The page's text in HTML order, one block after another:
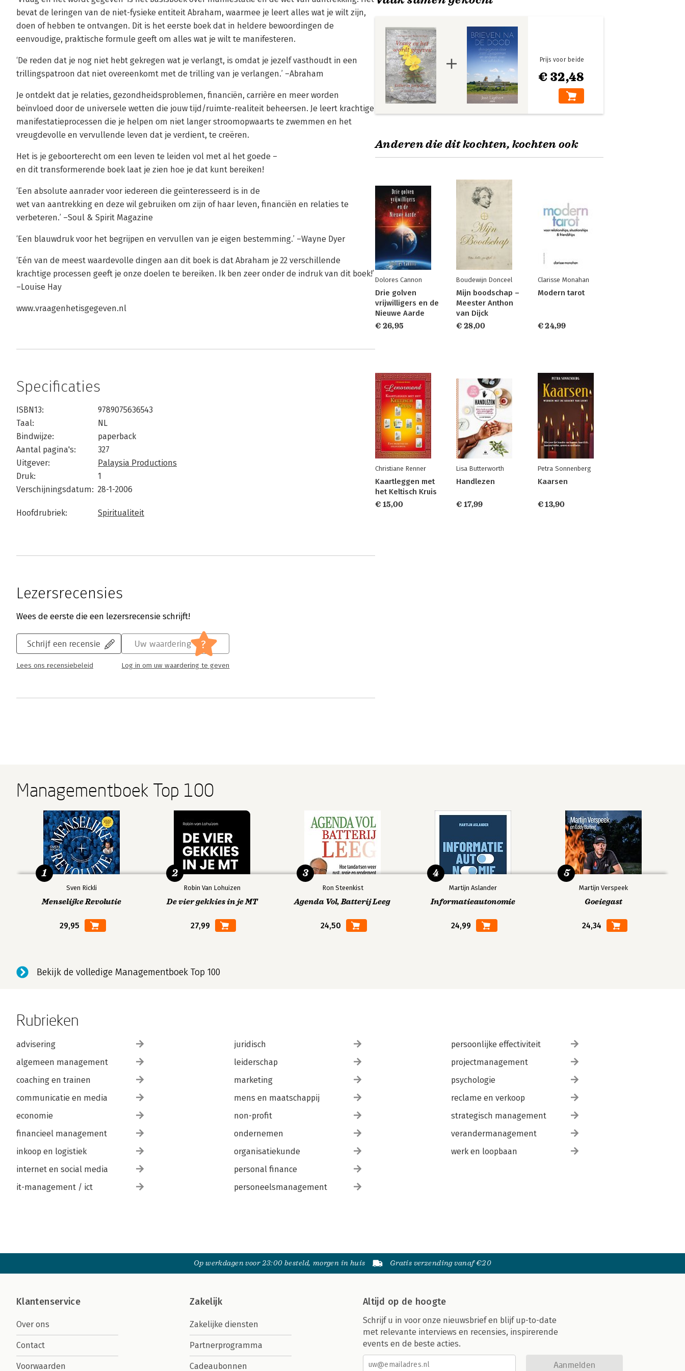
bevat de leringen van de niet-fysieke entiteit Abraham, waarmee je leert alles wat je wilt zijn,
doen of hebben te ontvangen. Dit is het eerste boek dat in heldere bewoordingen de
eenvoudige, praktische formule geeft om alles wat je wilt te manifesteren.
‘De reden dat je nog niet hebt gekregen wat je verlangt, is omdat je jezelf vasthoudt in een
trillingspatroon dat niet overeenkomt met de trilling van je verlangen.’ –Abraham
Je ontdekt dat je relaties, gezondheidsproblemen, financiën, carrière en meer worden
beïnvloed door de universele wetten die jouw tijd/ruimte-realiteit beheersen. Je leert krachtige
manifestatieprocessen die je helpen om niet langer stroomopwaarts te zwemmen en het
vreugdevolle en vervullende leven dat je verdient, te creëren.
Het is je geboorterecht om een ​​leven te leiden vol met al het goede –
en dit transformerende boek laat je zien hoe je dat kunt bereiken!
‘Een absolute aanrader voor iedereen die geïnteresseerd is in de
wet van aantrekking en deze wil gebruiken om zijn of haar leven, financiën en relaties te
verbeteren.’ –Soul & Spirit Magazine
‘Een blauwdruk voor het begrijpen en vervullen van je eigen bestemming.’ –Wayne Dyer
‘Eén van de meest waardevolle dingen aan dit boek is dat Abraham je 22 verschillende
krachtige processen geeft je onze doelen te bereiken. Ik ben zeer onder de indruk van dit boek!’
–Louise Hay
www.vraagenhetisgegeven.nl
Specificaties
ISBN13:
9789075636543
Taal:
NL
Bindwijze:
paperback
Aantal pagina's:
327
Uitgever:
Palaysia Productions
Druk:
1
Verschijningsdatum: 28-1-2006
Hoofdrubriek: Spiritualiteit
Lezersrecensies
Wees de eerste die een lezersrecensie schrijft!
Schrijf een recensie
Lees ons recensiebeleid
Uw waardering ?
Log in om uw waardering te geven
€ 32,48
Prijs voor beide
Anderen die dit kochten, kochten ook
Dolores Cannon
Drie golven
vrijwilligers en de
Nieuwe Aarde
€ 26,95
Boudewijn Donceel
Mijn boodschap –
Meester Anthon
van Dijck
€ 28,00
Clarisse Monahan
Modern tarot
€ 24,99
Christiane Renner
Kaartleggen met
het Keltisch Kruis
€ 15,00
Lisa Butterworth
Handlezen
€ 17,99
Petra Sonnenberg
Kaarsen
€ 13,90
Managementboek Top 100
Sven Rickli
Menselijke Revolutie
29,95
1
Robin Van Lohuizen
De vier gekkies in je MT
27,99
2
Ron Steenkist
Agenda Vol, Batterij Leeg
24,50
3
Martijn Aslander
Informatieautonomie
24,99
4
Martijn Verspeek
Goeiegast
24,34
5
Bekijk de volledige Managementboek Top 100
Rubrieken
advisering
algemeen management
coaching en trainen
communicatie en media
economie
financieel management
inkoop en logistiek
internet en social media
it-management / ict
juridisch
leiderschap
marketing
mens en maatschappij
non-profit
ondernemen
organisatiekunde
personal finance
personeelsmanagement
persoonlijke effectiviteit
projectmanagement
psychologie
reclame en verkoop
strategisch management
verandermanagement
werk en loopbaan
Op werkdagen voor 23:00 besteld, morgen in huis Gratis verzending vanaf €20
Klantenservice
Over ons
Contact
Voorwaarden
Zakelijk
Zakelijke diensten
Partnerprogramma
Cadeaubonnen
Altijd op de hoogte
Schrijf u in voor onze nieuwsbrief en blijf up-to-date
met relevante interviews en recensies, inspirerende
events en de beste acties.
Aanmelden